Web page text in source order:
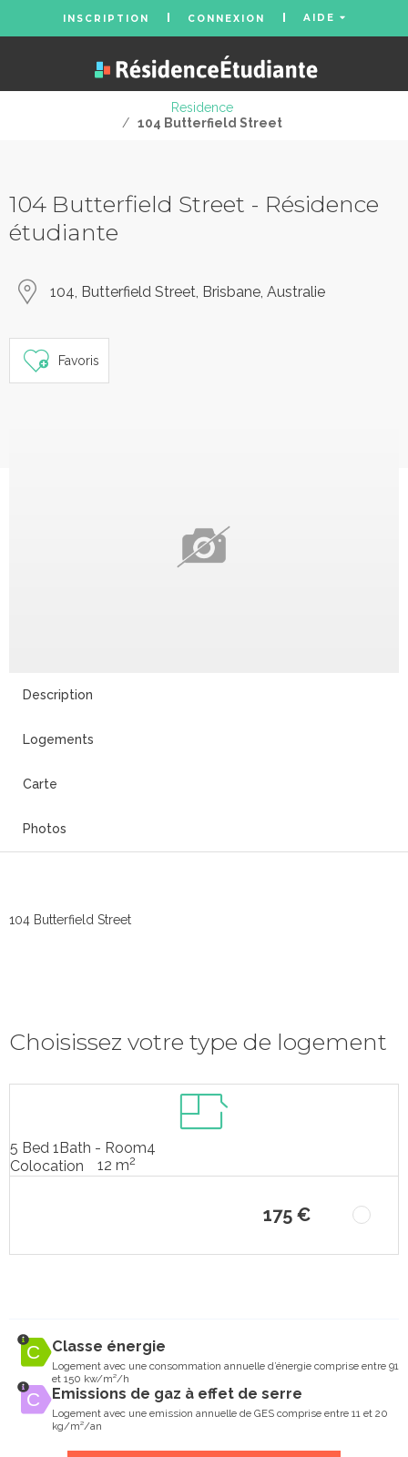
INSCRIPTION CONNEXION AIDE
Residence
/ 104 Butterfield Street
104 Butterfield Street - Résidence
étudiante
104, Butterfield Street, Brisbane, Australie
Favoris
Description
Logements
Carte
Photos
104 Butterfield Street
Choisissez votre type de logement
5 Bed 1Bath - Room4
Colocation
12 m2
175 €
Classe énergie
Logement avec une consommation annuelle d’énergie comprise entre 91
et 150 kw/m²/h
Emissions de gaz à effet de serre
Logement avec une emission annuelle de GES comprise entre 11 et 20
kg/m²/an